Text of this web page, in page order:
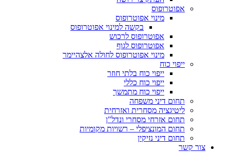
אפוטרופוס
מינוי אפוטרופוס
בקשה למינוי אפוטרופוס
אפוטרופוס לרכוש
אפוטרופוס לגוף
מינוי אפוטרופוס לחולה אלצהיימר
ייפוי כוח
ייפוי כוח בלתי חוזר
ייפוי כוח כללי
ייפוי כוח מתמשך
תחום דיני משפחה
ליטיגציה מסחרית ואזרחית
תחום אזרחי מסחרי ונדל"ן
תחום המונציפלי – רשויות מקומיות
תחום דיני נזיקין
צור קשר